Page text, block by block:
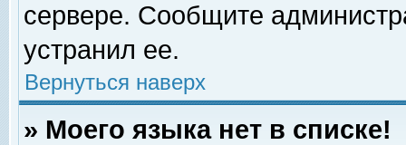
сервере. Сообщите
устранил ее.
Вернуться наверх
» Моего языка нет в списке!